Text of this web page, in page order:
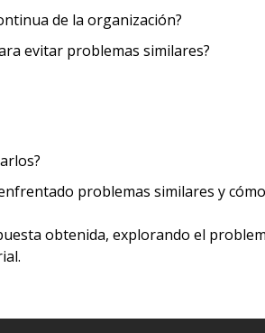
de la organización?
evitar problemas similares?
problemas similares y
obtenida, explorando el